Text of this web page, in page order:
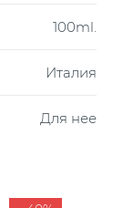
100ml.
Италия
Для нее